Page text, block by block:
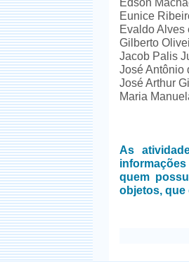
Eunice
Evaldo Alves
Gilberto
Jacob Palis
José Antônio
José Arthur
Maria
As
quem
objetos, que